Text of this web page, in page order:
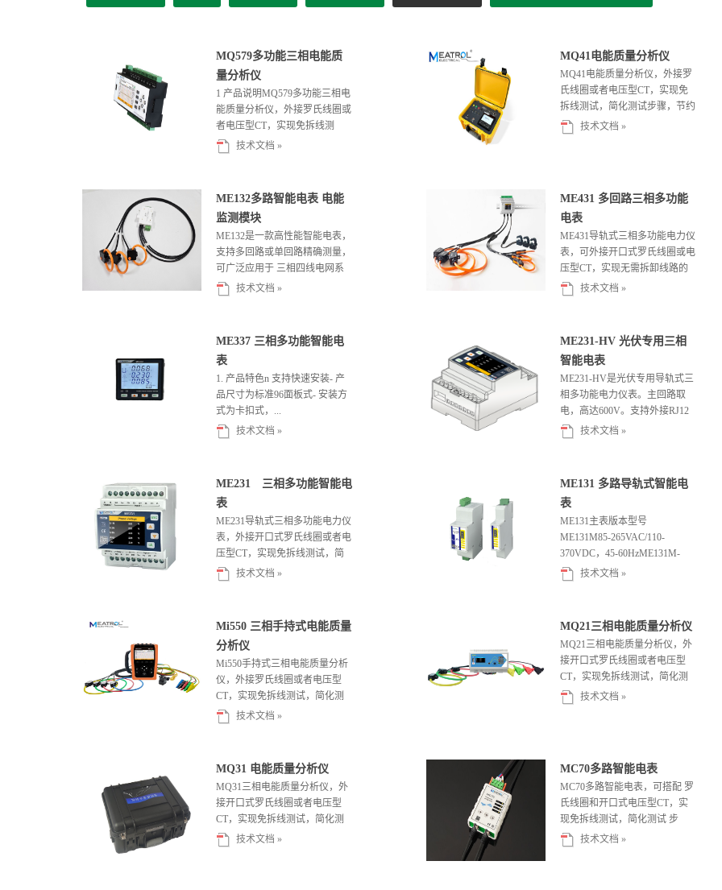
MQ579多功能三相电能质
量分析仪
1 产品说明MQ579多功能三相电
能质量分析仪，外接罗氏线圈或
者电压型CT，实现免拆线测
试，简化测试步骤，节约...
技术文档 »
MQ41电能质量分析仪
MQ41电能质量分析仪，外接罗
氏线圈或者电压型CT，实现免
拆线测试，简化测试步骤，节约
施工成本，更方便工程测试及配
技术文档 »
ME132多路智能电表 电能
监测模块
ME132是一款高性能智能电表，
支持多回路或单回路精确测量，
可广泛应用于 三相四线电网系
统。该电表支持RS485/Mod...
技术文档 »
ME431 多回路三相多功能
电表
ME431导轨式三相多功能电力仪
表，可外接开口式罗氏线圈或电
压型CT，实现无需拆卸线路的
测试，简化了测试流程，有效节
技术文档 »
ME337 三相多功能智能电
表
1. 产品特色n 支持快速安装- 产
品尺寸为标准96面板式- 安装方
式为卡扣式，...
技术文档 »
ME231-HV 光伏专用三相
智能电表
ME231-HV是光伏专用导轨式三
相多功能电力仪表。主回路取
电，高达600V。支持外接RJ12
三合一开口式罗氏线圈或者电...
技术文档 »
ME231 三相多功能智能电
表
ME231导轨式三相多功能电力仪
表，外接开口式罗氏线圈或者电
压型CT，实现免拆线测试，简
化测试步骤，节约施工成本。
技术文档 »
ME131 多路导轨式智能电
表
ME131主表版本型号
ME131M85-265VAC/110-
370VDC，45-60HzME131M-
24VDC24V...
技术文档 »
Mi550 三相手持式电能质量
分析仪
Mi550手持式三相电能质量分析
仪，外接罗氏线圈或者电压型
CT，实现免拆线测试，简化测
试步骤，节约施工成本，更方便
技术文档 »
MQ21三相电能质量分析仪
MQ21三相电能质量分析仪，外
接开口式罗氏线圈或者电压型
CT，实现免拆线测试，简化测
试步骤，节约施工成本，更方便
技术文档 »
MQ31 电能质量分析仪
MQ31三相电能质量分析仪，外
接开口式罗氏线圈或者电压型
CT，实现免拆线测试，简化测
试步骤，节约施工成本，更方便
技术文档 »
MC70多路智能电表
MC70多路智能电表，可搭配 罗
氏线圈和开口式电压型CT，实
现免拆线测试，简化测试 步
骤，节约施工成本。一体 化的
技术文档 »